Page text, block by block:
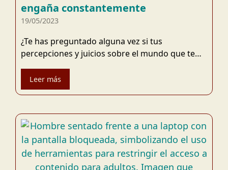
engaña constantemente
19/05/2023
¿Te has preguntado alguna vez si tus
percepciones y juicios sobre el mundo que te…
Leer más